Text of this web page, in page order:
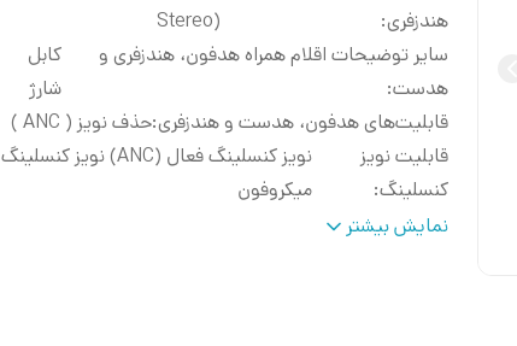
هندزفری:
Stereo)
سایر توضیحات اقلام همراه هدفون، هندزفری و
هدست:
کابل
شارژ
قابلیت‌های هدفون، هدست و هندزفری:حذف نویز ( ANC )
قابلیت نویز
کنسلینگ:
نویز کنسلینگ فعال (ANC) نویز کنسلینگ
میکروفون
عمر باتری هدفون در حالت مکالمه
نمایش بیشتر